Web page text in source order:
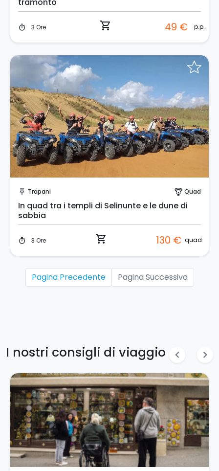
timer 3 Ore shopping_cart 49 € p.p.
push_pin Trapani paragliding Quad
In quad tra i templi di Selinunte e le dune di
sabbia
timer 3 Ore shopping_cart 130 € quad
Pagina Precedente Pagina Successiva
I nostri consigli di viaggio chevron_left chevron_right